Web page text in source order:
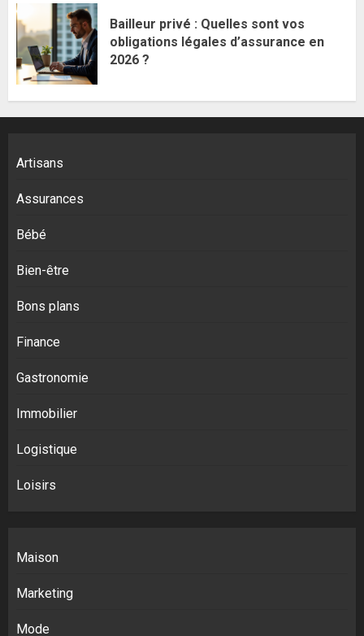
Bailleur privé : Quelles sont vos
obligations légales d’assurance en
2026 ?
Artisans
Assurances
Bébé
Bien-être
Bons plans
Finance
Gastronomie
Immobilier
Logistique
Loisirs
Maison
Marketing
Mode